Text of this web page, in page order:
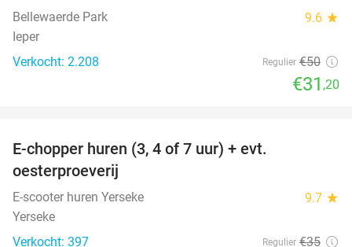
Bellewaerde Park 9.6 star
Ieper
Verkocht: 2.208
Regulier €50
€31 ,20
E-chopper huren (3, 4 of 7 uur) + evt.
oesterproeverij
E-scooter huren Yerseke 9.7 star
Yerseke
Verkocht: 397
Regulier €35